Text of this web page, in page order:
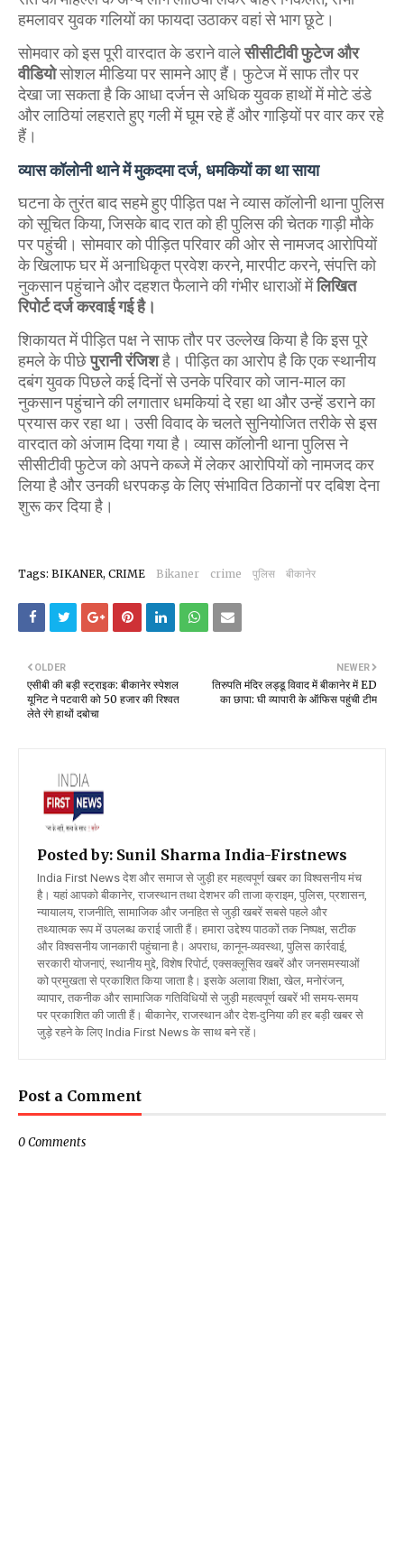
हमलावर युवक गलियों का फायदा उठाकर वहां से भाग छूटे।
​सोमवार को इस पूरी वारदात के डराने वालेसीसीटीवी फुटेज और
वीडियोसोशल मीडिया पर सामने आए हैं। फुटेज में साफ तौर पर
देखा जा सकता है कि आधा दर्जन से अधिक युवक हाथों में मोटे डंडे
और लाठियां लहराते हुए गली में घूम रहे हैं और गाड़ियों पर वार कर रहे
हैं।
व्यास कॉलोनी थाने में मुकदमा दर्ज, धमकियों का था साया
​घटना के तुरंत बाद सहमे हुए पीड़ित पक्ष ने व्यास कॉलोनी थाना पुलिस
को सूचित किया, जिसके बाद रात को ही पुलिस की चेतक गाड़ी मौके
पर पहुंची। सोमवार को पीड़ित परिवार की ओर से नामजद आरोपियों
के खिलाफ घर में अनाधिकृत प्रवेश करने, मारपीट करने, संपत्ति को
नुकसान पहुंचाने और दहशत फैलाने की गंभीर धाराओं मेंलिखित
रिपोर्ट दर्ज करवाई गई है।
​शिकायत में पीड़ित पक्ष ने साफ तौर पर उल्लेख किया है कि इस पूरे
हमले के पीछेपुरानी रंजिशहै। पीड़ित का आरोप है कि एक स्थानीय
दबंग युवक पिछले कई दिनों से उनके परिवार को जान-माल का
नुकसान पहुंचाने की लगातार धमकियां दे रहा था और उन्हें डराने का
प्रयास कर रहा था। उसी विवाद के चलते सुनियोजित तरीके से इस
वारदात को अंजाम दिया गया है। व्यास कॉलोनी थाना पुलिस ने
सीसीटीवी फुटेज को अपने कब्जे में लेकर आरोपियों को नामजद कर
लिया है और उनकी धरपकड़ के लिए संभावित ठिकानों पर दबिश देना
शुरू कर दिया है।
Tags: BIKANER, CRIME Bikaner crime पुलिस बीकानेर
NEWER
तिरुपति मंदिर लड्डू विवाद में बीकानेर में ED
का छापा: घी व्यापारी के ऑफिस पहुंची टीम
OLDER
एसीबी की बड़ी स्ट्राइक: बीकानेर स्पेशल
यूनिट ने पटवारी को 50 हजार की रिश्वत
लेते रंगे हाथों दबोचा
Posted by: Sunil Sharma India-Firstnews
India First News देश और समाज से जुड़ी हर महत्वपूर्ण खबर का विश्वसनीय मंच
है। यहां आपको बीकानेर, राजस्थान तथा देशभर की ताजा क्राइम, पुलिस, प्रशासन,
न्यायालय, राजनीति, सामाजिक और जनहित से जुड़ी खबरें सबसे पहले और
तथ्यात्मक रूप में उपलब्ध कराई जाती हैं। हमारा उद्देश्य पाठकों तक निष्पक्ष, सटीक
और विश्वसनीय जानकारी पहुंचाना है। अपराध, कानून-व्यवस्था, पुलिस कार्रवाई,
सरकारी योजनाएं, स्थानीय मुद्दे, विशेष रिपोर्ट, एक्सक्लूसिव खबरें और जनसमस्याओं
को प्रमुखता से प्रकाशित किया जाता है। इसके अलावा शिक्षा, खेल, मनोरंजन,
व्यापार, तकनीक और सामाजिक गतिविधियों से जुड़ी महत्वपूर्ण खबरें भी समय-समय
पर प्रकाशित की जाती हैं। बीकानेर, राजस्थान और देश-दुनिया की हर बड़ी खबर से
जुड़े रहने के लिए India First News के साथ बने रहें।
Post a Comment
0 Comments